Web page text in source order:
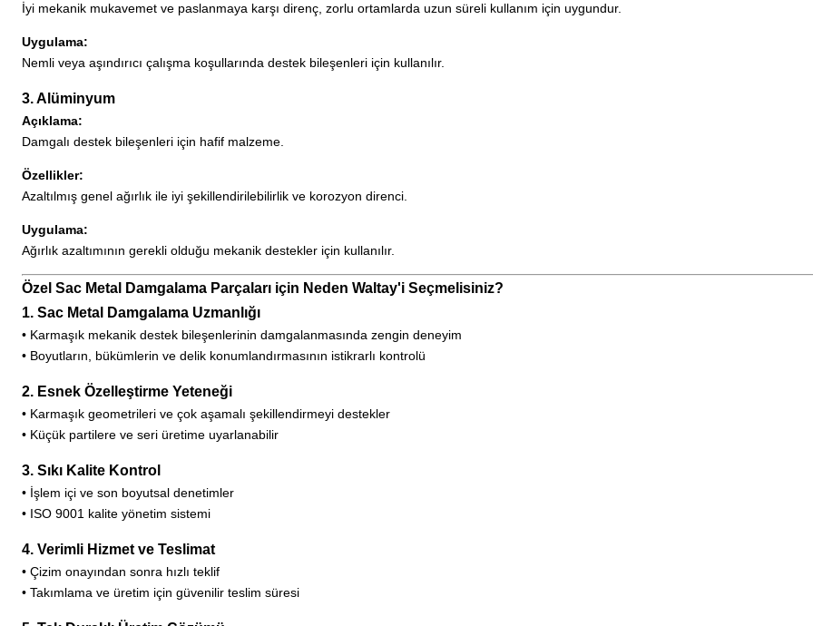
İyi mekanik mukavemet ve paslanmaya karşı direnç, zorlu ortamlarda uzun süreli kullanım için uygundur.
Uygulama:
Nemli veya aşındırıcı çalışma koşullarında destek bileşenleri için kullanılır.
3. Alüminyum
Açıklama:
Damgalı destek bileşenleri için hafif malzeme.
Özellikler:
Azaltılmış genel ağırlık ile iyi şekillendirilebilirlik ve korozyon direnci.
Uygulama:
Ağırlık azaltımının gerekli olduğu mekanik destekler için kullanılır.
Özel Sac Metal Damgalama Parçaları için Neden Waltay'i Seçmelisiniz?
1. Sac Metal Damgalama Uzmanlığı
• Karmaşık mekanik destek bileşenlerinin damgalanmasında zengin deneyim
• Boyutların, bükümlerin ve delik konumlandırmasının istikrarlı kontrolü
2. Esnek Özelleştirme Yeteneği
• Karmaşık geometrileri ve çok aşamalı şekillendirmeyi destekler
• Küçük partilere ve seri üretime uyarlanabilir
3. Sıkı Kalite Kontrol
• İşlem içi ve son boyutsal denetimler
• ISO 9001 kalite yönetim sistemi
4. Verimli Hizmet ve Teslimat
• Çizim onayından sonra hızlı teklif
• Takımlama ve üretim için güvenilir teslim süresi